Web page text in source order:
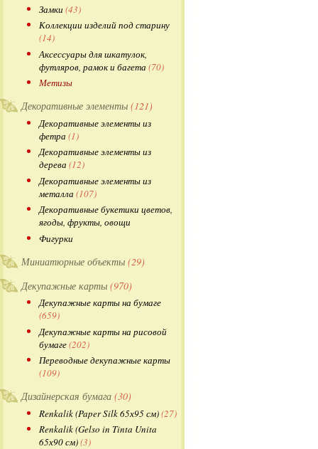
Замки (43)
Коллекции изделий под старину
(14)
Аксессуары для шкатулок,
футляров, рамок и багета (70)
Метизы
Декоративные элементы (121)
Декоративные элементы из
фетра (1)
Декоративные элементы из
дерева (12)
Декоративные элементы из
металла (107)
Декоративные букетики цветов,
ягоды, фрукты, овощи
Фигурки
Миниатюрные объекты (29)
Декупажные карты (970)
Декупажные карты на бумаге
(659)
Декупажные карты на рисовой
бумаге(202)
Переводные декупажные карты
(109)
Дизайнерская бумага (30)
Renkalik (Paper Silk 65х95 см)(27)
Renkalik (Gelso in Tinta Unita
65х90 см)(3)